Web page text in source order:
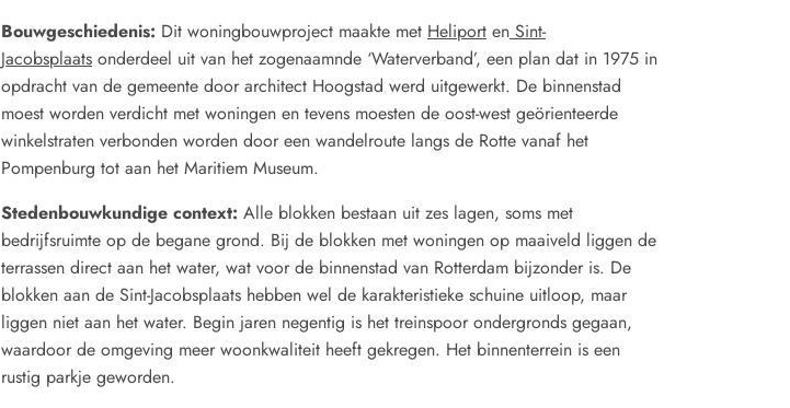
Bouwgeschiedenis: Dit woningbouwproject maakte met Heliport en Sint-
Jacobsplaats onderdeel uit van het zogenaamnde ‘Waterverband’, een plan dat in 1975 in
opdracht van de gemeente door architect Hoogstad werd uitgewerkt. De binnenstad
moest worden verdicht met woningen en tevens moesten de oost-west geörienteerde
winkelstraten verbonden worden door een wandelroute langs de Rotte vanaf het
Pompenburg tot aan het Maritiem Museum.
Stedenbouwkundige context: Alle blokken bestaan uit zes lagen, soms met
bedrijfsruimte op de begane grond. Bij de blokken met woningen op maaiveld liggen de
terrassen direct aan het water, wat voor de binnenstad van Rotterdam bijzonder is. De
blokken aan de Sint-Jacobsplaats hebben wel de karakteristieke schuine uitloop, maar
liggen niet aan het water. Begin jaren negentig is het treinspoor ondergronds gegaan,
waardoor de omgeving meer woonkwaliteit heeft gekregen. Het binnenterrein is een
rustig parkje geworden.